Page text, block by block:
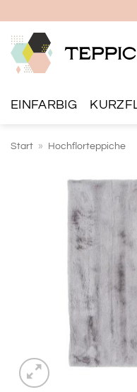
springen
EINFARBIG
Start » Hochflorteppiche